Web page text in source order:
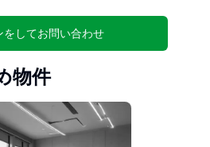
をしてお問い合わせ
物件